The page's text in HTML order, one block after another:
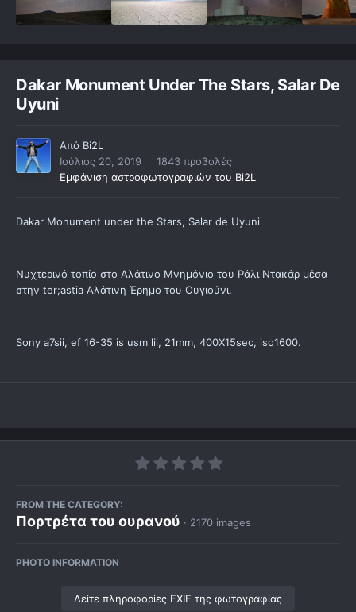
Dakar Monument Under The Stars, Salar De
Uyuni
Από Bi2L
Ιούλιος 20, 2019
1843 προβολές
Εμφάνιση αστροφωτογραφιών του Bi2L
Dakar Monument under the Stars, Salar de Uyuni
Νυχτερινό τοπίο στο Αλάτινο Μνημόνιο του Ράλι Ντακάρ μέσα
στην ter;astia Αλάτινη Έρημο του Ουγιούνι.
Sony a7sii, ef 16-35 is usm lii, 21mm, 400X15sec, iso1600.
FROM THE CATEGORY:
Πορτρέτα του ουρανού · 2170 images
PHOTO INFORMATION
Δείτε πληροφορίες EXIF της φωτογραφίας